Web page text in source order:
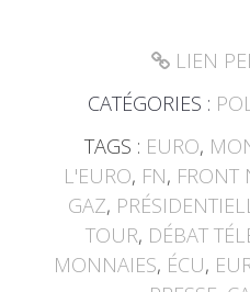
LIEN
CATÉGORIES :
TAGS : EURO,
L'EURO, FN, FRONT
GAZ,
TOUR, DÉBAT
MONNAIES, ÉCU,